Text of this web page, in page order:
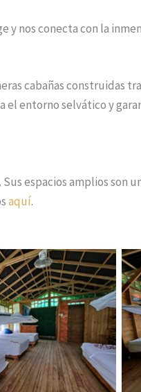
y nos conecta con la
cabañas construidas
entorno selvático y
espacios amplios son
aquí.
Almeja